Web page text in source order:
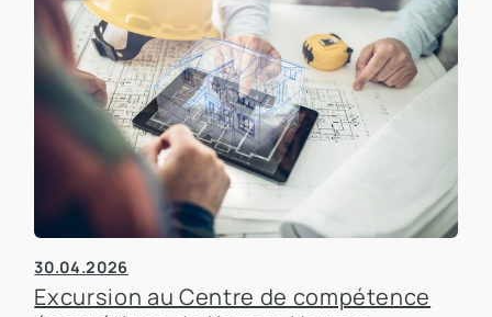
30.04.2026
Excursion au Centre de compétence